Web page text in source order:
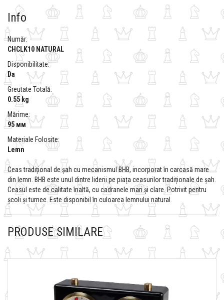
Info
Număr:
CHCLK10 NATURAL
Disponibilitate:
Da
Greutate Totală:
0.55 kg
Mărime:
95 мм
Materiale Folosite:
Lemn
Ceas tradițional de șah cu mecanismul BHB, incorporat în carcasă mare
din lemn. BHB este unul dintre liderii pe piața ceasurilor tradiționale de șah.
Ceasul este de calitate înaltă, cu cadranele mari și clare. Potrivit pentru
școli și turnee. Este disponibil în culoarea lemnului natural.
PRODUSE SIMILARE